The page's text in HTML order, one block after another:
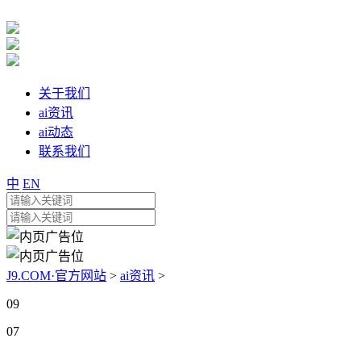
关于我们
ai资讯
ai动态
联系我们
中 EN
J9.COM·官方网站 > ai资讯 >
09
07